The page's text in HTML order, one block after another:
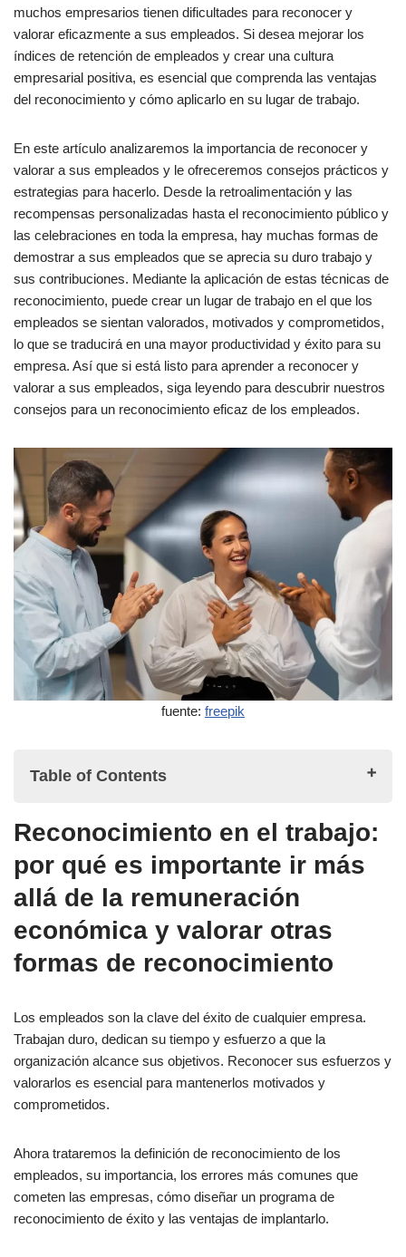
muchos empresarios tienen dificultades para reconocer y
valorar eficazmente a sus empleados. Si desea mejorar los
índices de retención de empleados y crear una cultura
empresarial positiva, es esencial que comprenda las ventajas
del reconocimiento y cómo aplicarlo en su lugar de trabajo.
En este artículo analizaremos la importancia de reconocer y
valorar a sus empleados y le ofreceremos consejos prácticos y
estrategias para hacerlo. Desde la retroalimentación y las
recompensas personalizadas hasta el reconocimiento público y
las celebraciones en toda la empresa, hay muchas formas de
demostrar a sus empleados que se aprecia su duro trabajo y
sus contribuciones. Mediante la aplicación de estas técnicas de
reconocimiento, puede crear un lugar de trabajo en el que los
empleados se sientan valorados, motivados y comprometidos,
lo que se traducirá en una mayor productividad y éxito para su
empresa. Así que si está listo para aprender a reconocer y
valorar a sus empleados, siga leyendo para descubrir nuestros
consejos para un reconocimiento eficaz de los empleados.
fuente: freepik
Table of Contents
Reconocimiento en el trabajo: por qué es importante ir más
allá de la remuneración económica y valorar otras formas de
reconocimiento
¿Por qué es importante reconocer a un empleado?
¿Cuáles son los errores más comunes que cometen los
empleado?
¿Cuáles son los principales síntomas de la falta de
reconocimiento profesional?
¿Cómo crear un programa de reconocimiento de
9 tipos de prestaciones que puede ofrecer a sus empleados
1. Aumento de sueldo
Reconocimiento en el trabajo:
por qué es importante ir más
allá de la remuneración
económica y valorar otras
formas de reconocimiento
Los empleados son la clave del éxito de cualquier empresa.
Trabajan duro, dedican su tiempo y esfuerzo a que la
organización alcance sus objetivos. Reconocer sus esfuerzos y
valorarlos es esencial para mantenerlos motivados y
comprometidos.
Ahora trataremos la definición de reconocimiento de los
empleados, su importancia, los errores más comunes que
cometen las empresas, cómo diseñar un programa de
reconocimiento de éxito y las ventajas de implantarlo.